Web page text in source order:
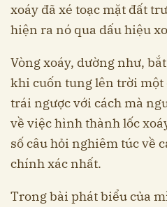
xoáy đã xé toạc mặt đất
hiện ra nó qua dấu hiệu
Vòng xoáy, dường như,
khi cuốn tung lên trời một
trái ngược với cách mà
về việc hình thành lốc
số câu hỏi nghiêm túc về
chính xác nhất.
Trong bài phát biểu của